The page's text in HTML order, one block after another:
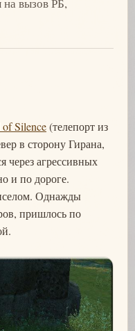
Silence(телепорт из
в сторону Гирана,
через агрессивных
и по дороге.
Однажды
пришлось по